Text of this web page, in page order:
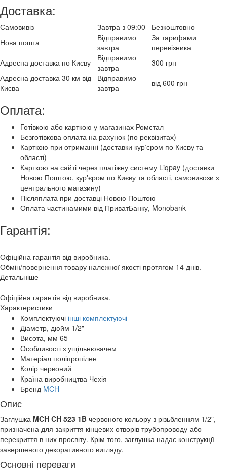
Доставка:
Самовивіз Завтра з 09:00
Безкоштовно
Нова пошта
Відправимо
завтра
За тарифами
перевізника
Адресна доставка по Києву
Відправимо
завтра
300 грн
Адресна доставка 30 км від
Києва
Відправимо
завтра
від 600 грн
Оплата:
Готівкою або карткою у магазинах Ромстал
Безготівкова оплата на рахунок (по реквізитах)
Карткою при отриманні (доставки курʼєром по Києву та
області)
Карткою на сайті через платіжну систему Liqpay (доставки
Новою Поштою, курʼєром по Києву та області, самовивози з
центрального магазину)
Післяплата при доставці Новою Поштою
Оплата частинамими від ПриватБанку, Monobank
Гарантія:
Офіційна гарантія від виробника.
Обмін/повернення товару належної якості протягом 14 днів.
Детальніше
Офіційна гарантія від виробника.
Характеристики
Комплектуючі інші комплектуючі
Діаметр, дюйм 1/2"
Висота, мм 65
Особливості з ущільнювачем
Матеріал поліпропілен
Колір червоний
Країна виробництва Чехія
Бренд MCH
Опис
Заглушка MCH CH 523 1B червоного кольору з різьбленням 1/2",
призначена для закриття кінцевих отворів трубопроводу або
перекриття в них просвіту. Крім того, заглушка надає конструкції
завершеного декоративного вигляду.
Основні переваги